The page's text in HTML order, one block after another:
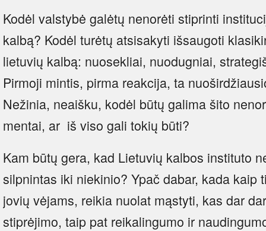
Ko­dėl vals­ty­bė ga­lė­tų ne­no­rė­ti stip­rin­ti
kal­bą? Ko­dėl tu­rė­tų at­si­sa­ky­ti iš­sau­go­ti
lie­tu­vių kal­bą: nuo­sek­liai, nuo­dug­niai,
Pir­mo­ji min­tis, pir­ma reak­ci­ja, ta
Ne­ži­nia, ne­aiš­ku, ko­dėl bū­tų ga­li­ma ši­to
men­tai, ar iš vi­so ga­li to­kių bū­ti?
Kam bū­tų ge­ra, kad Lie­tu­vių kal­bos ins­ti­tu­to
silp­nin­tas iki nie­ki­nio? Ypač da­bar, ka­da
jo­vių vė­jams, rei­kia nuo­lat mąs­ty­ti, kas dar
stip­rė­ji­mo, taip pat rei­ka­lin­gu­mo ir